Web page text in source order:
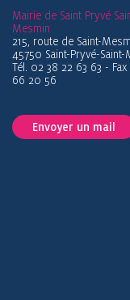
Mairie de Saint Pryvé
Mesmin
215, route de Saint-
45750 Saint-Pryvé-Saint-
Tél. 02 38 22 63 63 -
66 20 56
Envoyer un mail